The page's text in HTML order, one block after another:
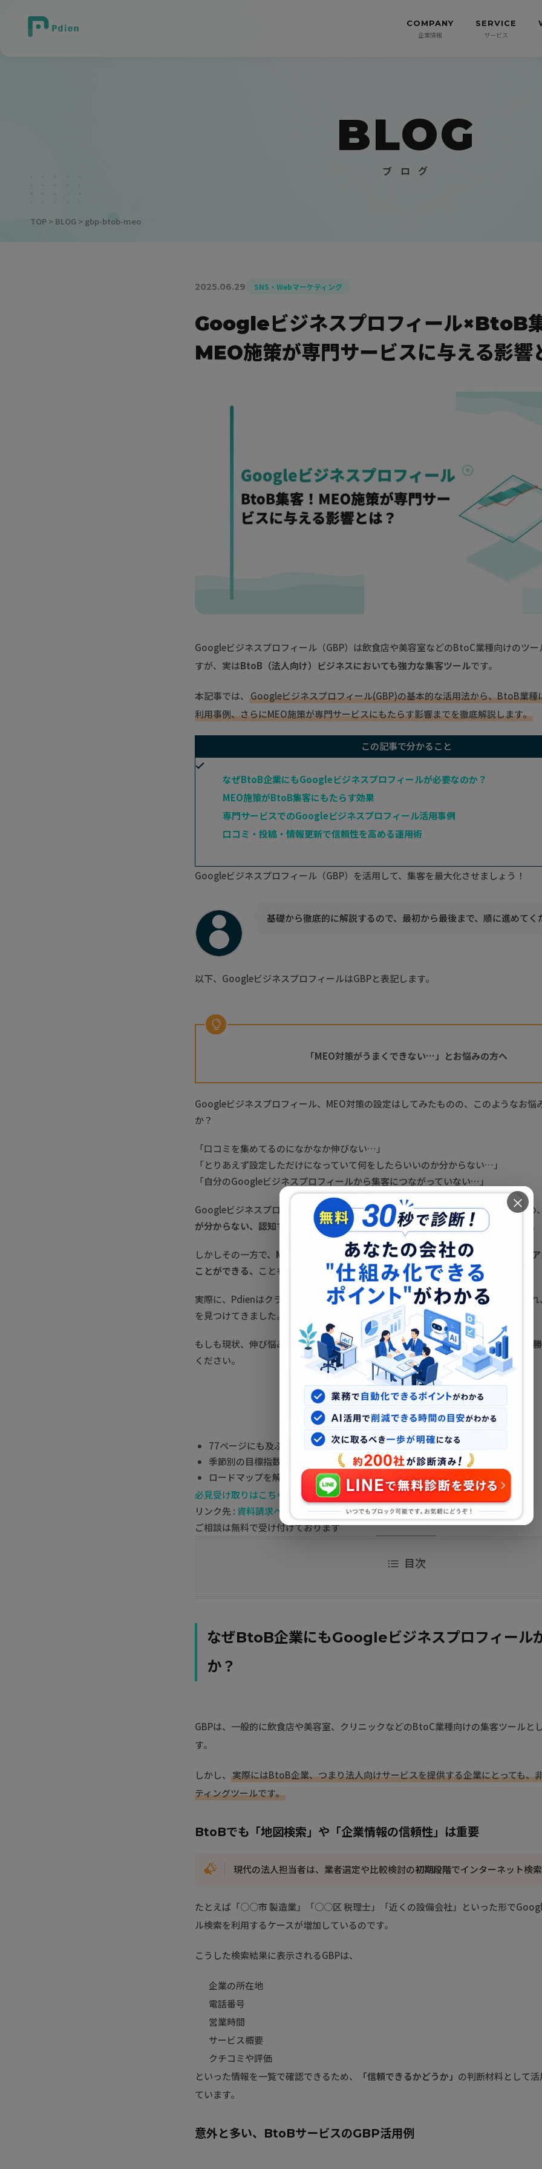
COMPANY
企業情報
SERVICE
サービス
BLOG
ブ ロ グ
TOP > BLOG > gbp-btob-meo
2025.06.29 SNS・Webマーケティング
Googleビジネスプロフィール×BtoB
MEO施策が専門サービスに与える影響
Googleビジネスプロフィール（GBP）は飲食店や美容室などのBtoC業種向けのツー
すが、実はBtoB（法人向け）ビジネスにおいても強力な集客ツールです。
本記事では、 Googleビジネスプロフィール(GBP)の基本的な活用法から、BtoB業種
利用事例、さらにMEO施策が専門サービスにもたらす影響までを徹底解説します。
この記事で分かること
なぜBtoB企業にもGoogleビジネスプロフィールが必要なのか？
MEO施策がBtoB集客にもたらす効果
専門サービスでのGoogleビジネスプロフィール活用事例
口コミ・投稿・情報更新で信頼性を高める運用術
Googleビジネスプロフィール（GBP）を活用して、集客を最大化させましょう！
基礎から徹底的に解説するので、最初から最後まで、順に進めてく
以下、GoogleビジネスプロフィールはGBPと表記します。
「MEO対策がうまくできない…」とお悩みの方へ
Googleビジネスプロフィール、MEO対策の設定はしてみたものの、このようなお悩
か？
「口コミを集めてるのになかなか伸びない…」
「とりあえず設定しただけになっていて何をしたらいいのか分からない…」
「自分のGoogleビジネスプロフィールから集客につながっていない…」
Googleビジネスプロフィール（MEO）は無料で始められる集客方法ではあるものの、
が分からない、認知すらされていないという店舗オーナーさんが多いのが現状。。。
しかしその一方で、 MEOの勝ちパターンを理解し正しく運用すれば、誰でも簡単に
ことができる、 こともまた事実です。
実際に、Pdienはクライアント様のMEO対策代行をしてMEO対策から集客までの流
を見つけてきました。
もしも現状、伸び悩みを感じているのであれば、まずはサービス資料にある MEOの
ください。
77ページにも及ぶMEO対策2025年最新版
季節別の目標指数と業種別、集客指数
ロードマップを解説
必見受け取りはこちらから
リンク先 : 資料請求ページ
ご相談は無料で受け付けております
目次
なぜBtoB企業にもGoogleビジネスプロフィール
か？
GBPは、一般的に飲食店や美容室、クリニックなどのBtoC業種向けの集客ツールと
す。
しかし、 実際にはBtoB企業、つまり法人向けサービスを提供する企業にとっても、
ティングツールです。
BtoBでも「地図検索」や「企業情報の信頼性」は重要
現代の法人担当者は、業者選定や比較検討の初期段階でインターネット検索
たとえば「○○市 製造業」「○○区 税理士」「近くの設備会社」といった形で
ル検索を利用するケースが増加しているのです。
こうした検索結果に表示されるGBPは、
企業の所在地
電話番号
営業時間
サービス概要
クチコミや評価
といった情報を一覧で確認できるため、
「信頼できるかどうか」 の判断材料として
ています。
意外と多い、BtoBサービスのGBP活用例
×